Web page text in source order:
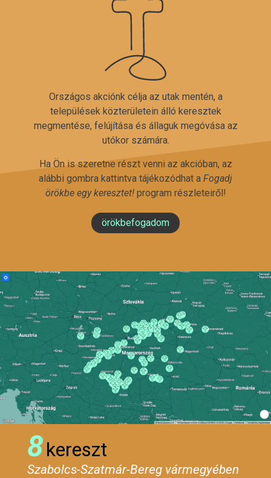
Országos akciónk célja az utak mentén, a
települések közterületein álló keresztek
megmentése, felújítása és állaguk megóvása az
utókor számára.
Ha Ön is szeretne részt venni az akcióban, az
alábbi gombra kattintva tájékozódhat a Fogadj
örökbe egy keresztet!program részleteiről!
örökbefogadom
8kereszt
Szabolcs-Szatmár-Bereg vármegyében